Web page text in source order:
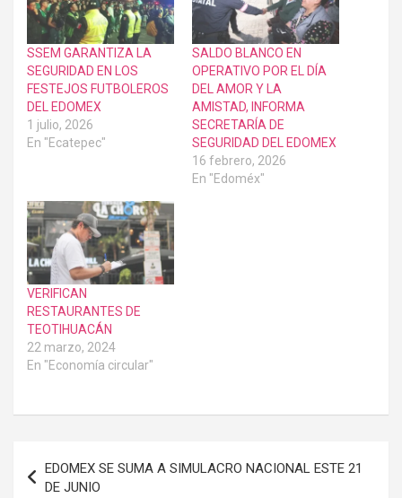
SSEM GARANTIZA LA
SEGURIDAD EN LOS
FESTEJOS FUTBOLEROS
DEL EDOMEX
1 julio, 2026
En "Ecatepec"
SALDO BLANCO EN
OPERATIVO POR EL DÍA
DEL AMOR Y LA
AMISTAD, INFORMA
SECRETARÍA DE
SEGURIDAD DEL EDOMEX
16 febrero, 2026
En "Edoméx"
VERIFICAN
RESTAURANTES DE
TEOTIHUACÁN
22 marzo, 2024
En "Economía circular"
de
EDOMEX SE SUMA A SIMULACRO NACIONAL ESTE 21
DE JUNIO